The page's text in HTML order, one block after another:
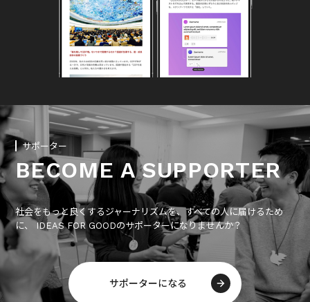
サポーター
BECOME A SUPPORTER
社会をもっと良くするジャーナリズムを、すべての人に届けるため
に、 IDEAS FOR GOODのサポーターになりませんか？
サポーターになる